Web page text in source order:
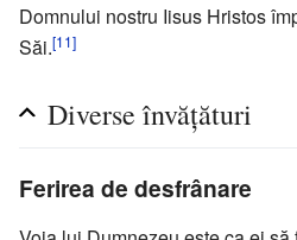
Domnului nostru Iisus Hristos
Săi.[11]
Diverse învăţături
Ferirea de desfrânare